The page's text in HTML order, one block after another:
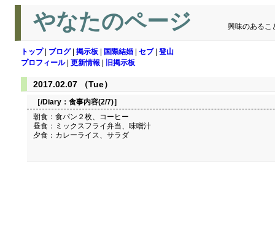
やなたのページ 興味のあるこ
トップ| ブログ| 掲示板 国際結婚 セブ| 登山
プロフィール| 更新情報 旧掲示板
2017.02.07 （Tue）
［/Diary： 食事内容(2/7)］
朝食：食パン２枚、コーヒー
昼食：ミックスフライ弁当、味噌汁
夕食：カレーライス、サラダ